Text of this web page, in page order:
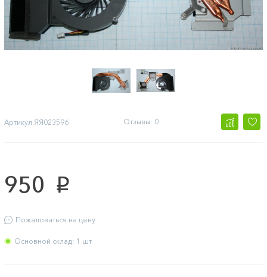
Артикул ЯЯ023596 Отзывы: 0
950 p
Пожаловаться на цену
Основной склад: 1 шт